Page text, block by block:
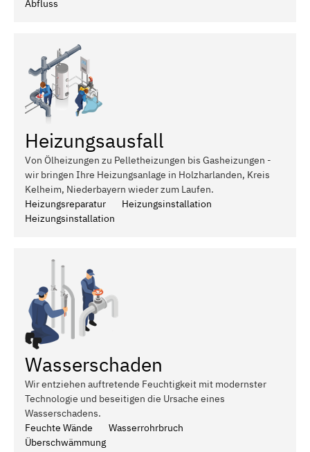
Abfluss
Heizungsausfall
Von Ölheizungen zu Pelletheizungen bis Gasheizungen -
wir bringen Ihre Heizungsanlage in Holzharlanden, Kreis
Kelheim, Niederbayern wieder zum Laufen.
Heizungsreparatur
Heizungsinstallation
Heizungsinstallation
Wasserschaden
Wir entziehen auftretende Feuchtigkeit mit modernster
Technologie und beseitigen die Ursache eines
Wasserschadens.
Feuchte Wände
Wasserrohrbruch
Überschwämmung